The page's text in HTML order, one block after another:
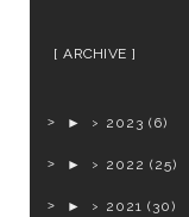
ARCHIVE
► 2023 (6)
► 2022 (25)
► 2021 (30)